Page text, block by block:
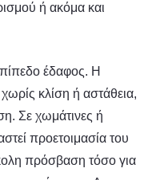
ή ακόμα και
έδαφος. Η
κλίση ή αστάθεια,
Σε χωμάτινες ή
προετοιμασία του
πρόσβαση τόσο για